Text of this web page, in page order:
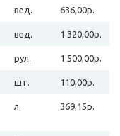
вед. 636,00р.
вед. 1 320,00р.
рул. 1 500,00р.
шт. 110,00р.
л. 369,15р.